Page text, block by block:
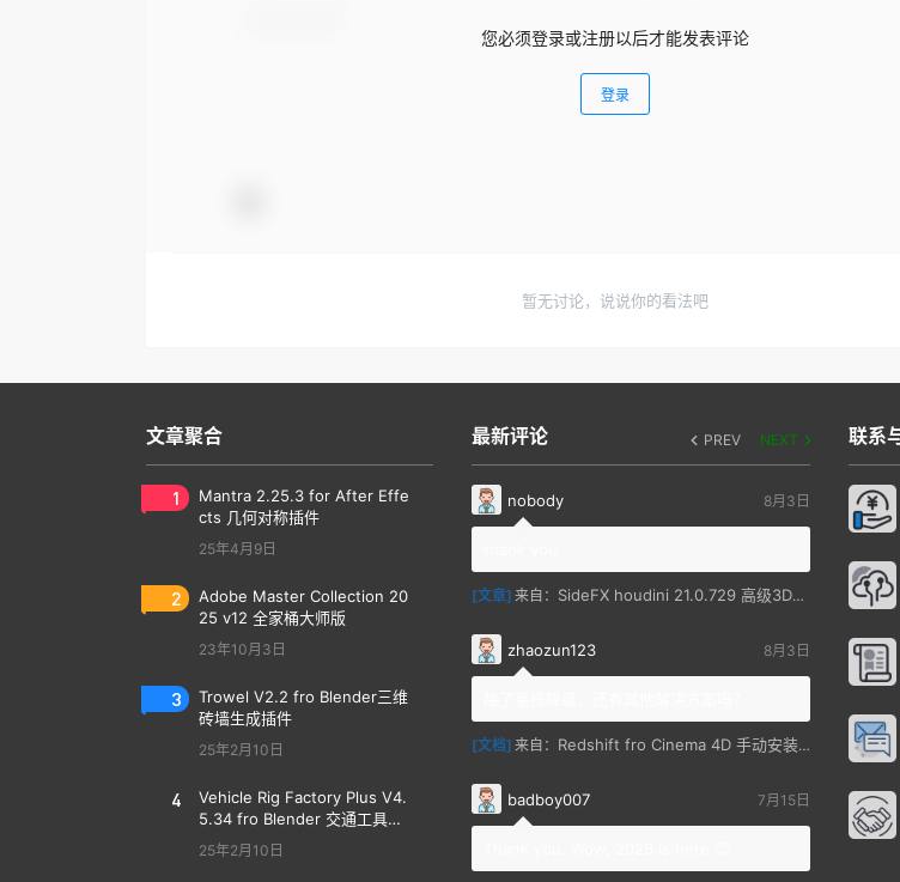
您必须登录或注册以后才能发表评论
登录
暂无讨论，说说你的看法吧
文章聚合
1
Mantra 2.25.3 for After Effe
cts 几何对称插件
25年4月9日
2
Adobe Master Collection 20
25 v12 全家桶大师版
23年10月3日
3
Trowel V2.2 fro Blender三维
砖墙生成插件
25年2月10日
4
Vehicle Rig Factory Plus V4.
5.34 fro Blender 交通工具汽
车绑定插件
25年2月10日
最新评论 PREV NEXT
nobody 8月3日
[文章] 来自： SideFX houdini 21.0.729 高级3D特效软件
zhaozun123 8月3日
[文档] 来自： Redshift fro Cinema 4D 手动安装教程
badboy007 7月15日
联系